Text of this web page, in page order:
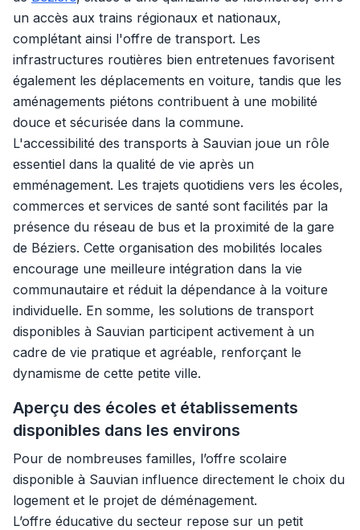
un accès aux trains régionaux et nationaux,
complétant ainsi l'offre de transport. Les
infrastructures routières bien entretenues favorisent
également les déplacements en voiture, tandis que les
aménagements piétons contribuent à une mobilité
douce et sécurisée dans la commune.
L'accessibilité des transports à Sauvian joue un rôle
essentiel dans la qualité de vie après un
emménagement. Les trajets quotidiens vers les écoles,
commerces et services de santé sont facilités par la
présence du réseau de bus et la proximité de la gare
de Béziers. Cette organisation des mobilités locales
encourage une meilleure intégration dans la vie
communautaire et réduit la dépendance à la voiture
individuelle. En somme, les solutions de transport
disponibles à Sauvian participent activement à un
cadre de vie pratique et agréable, renforçant le
dynamisme de cette petite ville.
Aperçu des écoles et établissements
disponibles dans les environs
Pour de nombreuses familles, l’offre scolaire
disponible à Sauvian influence directement le choix du
logement et le projet de déménagement.
L’offre éducative du secteur repose sur un petit